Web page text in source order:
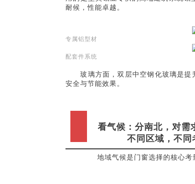
耐候，性能卓越。
专属铝型材
配套件系统
玻璃方面，双层中空钢化玻璃是
安全与节能效果。
看气候：分南北，对需
不同区域，不同
地域气候是门窗选择的核心考